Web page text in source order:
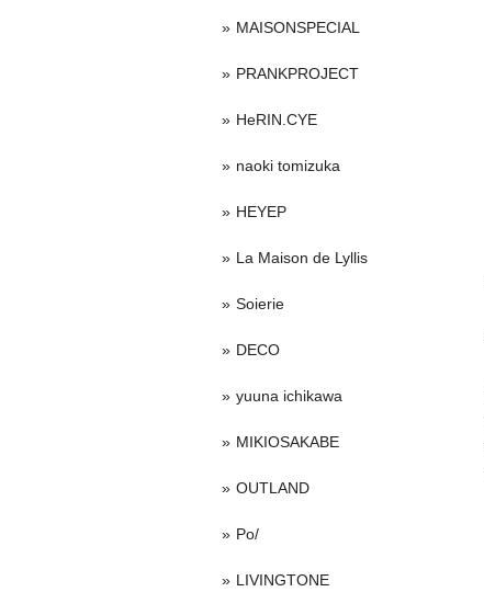
MAISONSPECIAL
PRANKPROJECT
HeRIN.CYE
naoki tomizuka
HEYEP
La Maison de Lyllis
Soierie
DECO
yuuna ichikawa
MIKIOSAKABE
OUTLAND
Po/
LIVINGTONE